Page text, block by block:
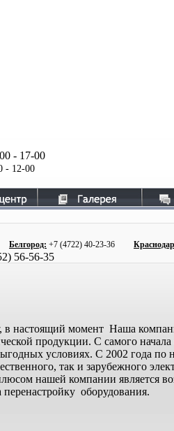
- 17-00
- 12-00
Белгород: +7 (4722) 40-23-36
56-56-35
настоящий момент Наша
продукции. С самого
условиях. С 2002 года
так и зарубежного
нашей компании является
оборудования.